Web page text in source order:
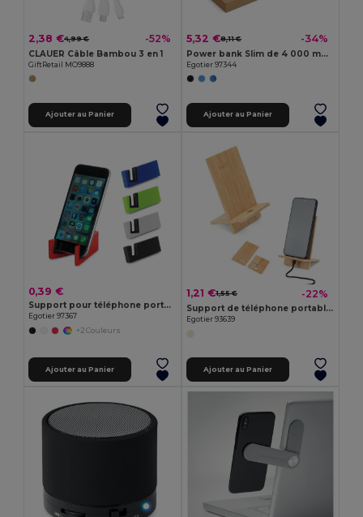
2,38 €4,99 € -52%
CLAUER Câble Bambou 3 en 1
GiftRetail MO9888
Ajouter au Panier
5,32 €8,11 € -34%
Power bank Slim de 4 000 mAh en aluminium recyclé (100% rAL) et ABS recyclé (100 % rABS)
Egotier 97344
Ajouter au Panier
0,39 €
Support pour téléphone portable en ABS et TPR
Egotier 97367
+2 Couleurs
Ajouter au Panier
1,21 €1,55 € -22%
Support de téléphone portable en bambou, détachable en deux parties
Egotier 93639
Ajouter au Panier